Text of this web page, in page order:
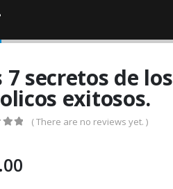
7 secretos de los
exitosos.
( There are no reviews yet. )